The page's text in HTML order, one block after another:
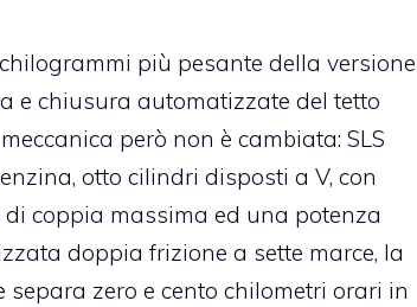
più pesante della versione
e chiusura automatizzate del tetto
però non è cambiata: SLS
otto cilindri disposti a V, con
coppia massima ed una potenza
doppia frizione a sette marce, la
separa zero e cento chilometri orari in